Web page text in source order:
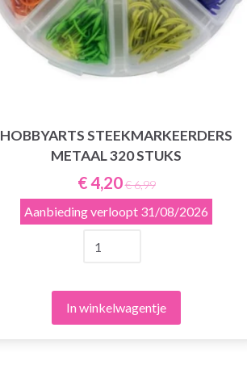
HOBBYARTS STEEKMARKEERDERS
METAAL 320 STUKS
€ 4,20€ 6,99
Aanbieding verloopt 31/08/2026
In winkelwagentje